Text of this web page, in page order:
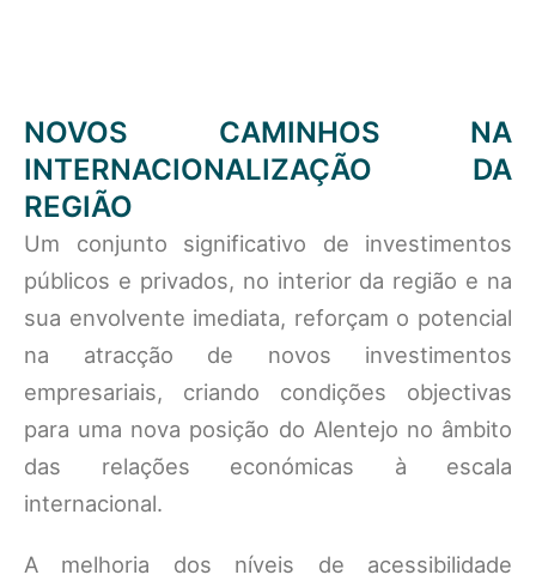
NOVOS CAMINHOS NA
INTERNACIONALIZAÇÃO DA
REGIÃO
Um conjunto significativo de investimentos
públicos e privados, no interior da região e na
sua envolvente imediata, reforçam o potencial
na atracção de novos investimentos
empresariais, criando condições objectivas
para uma nova posição do Alentejo no âmbito
das relações económicas à escala
internacional.
A melhoria dos níveis de acessibilidade